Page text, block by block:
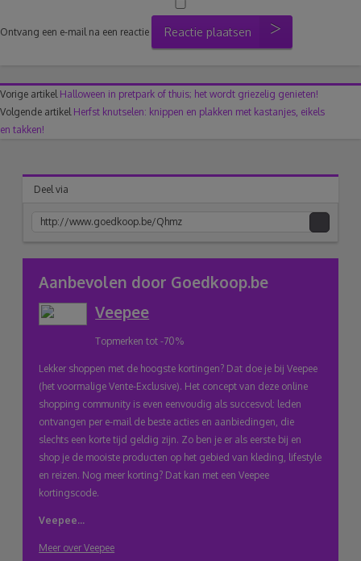
Ontvang een e-mail na een reactie Reactie plaatsen
Vorige artikel Halloween in pretpark of thuis; het wordt griezelig genieten!
Volgende artikel Herfst knutselen: knippen en plakken met kastanjes, eikels
en takken!
Pinterest
Twitter
Deel via
Aanbevolen door Goedkoop.be
Veepee
Topmerken tot -70%
Lekker shoppen met de hoogste kortingen? Dat doe je bij Veepee
(het voormalige Vente-Exclusive). Het concept van deze online
shopping community is even eenvoudig als succesvol: leden
ontvangen per e-mail de beste acties en aanbiedingen, die
slechts een korte tijd geldig zijn. Zo ben je er als eerste bij en
shop je de mooiste producten op het gebied van kleding, lifestyle
en reizen. Nog meer korting? Dat kan met een Veepee
kortingscode.
Veepee...
Meer over Veepee